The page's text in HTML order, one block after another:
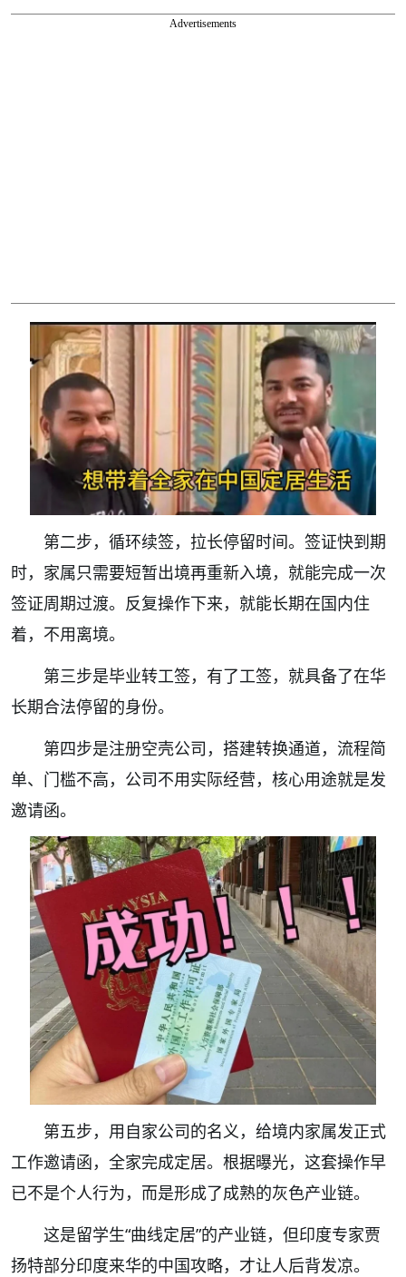
Advertisements
第二步，循环续签，拉长停留时间。签证快到期
时，家属只需要短暂出境再重新入境，就能完成一次
签证周期过渡。反复操作下来，就能长期在国内住
着，不用离境。
第三步是毕业转工签，有了工签，就具备了在华
长期合法停留的身份。
第四步是注册空壳公司，搭建转换通道，流程简
单、门槛不高，公司不用实际经营，核心用途就是发
邀请函。
第五步，用自家公司的名义，给境内家属发正式
工作邀请函，全家完成定居。根据曝光，这套操作早
已不是个人行为，而是形成了成熟的灰色产业链。
这是留学生“曲线定居”的产业链，但印度专家贾
扬特部分印度来华的中国攻略，才让人后背发凉。